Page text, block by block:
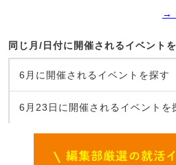
→
同じ月/日付に開催されるイベント
6月に開催されるイベントを探す
6月23日に開催されるイベントを